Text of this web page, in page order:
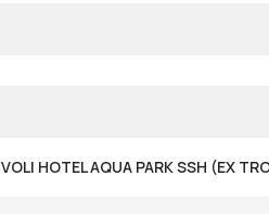
HOTEL AQUA PARK SSH (EX